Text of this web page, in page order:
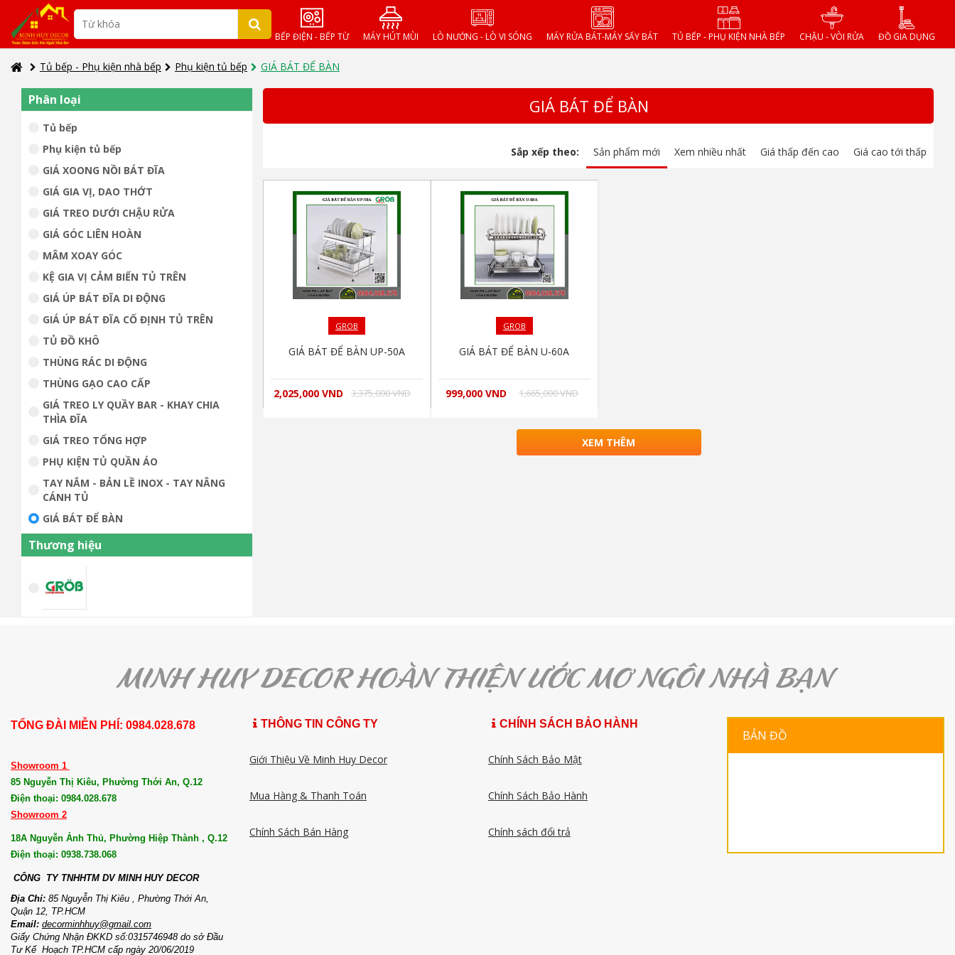
BẾP ĐIỆN - BẾP TỪ MÁY HÚT MÙI LÒ NƯỚNG - LÒ VI SÓNG MÁY RỬA BÁT-MÁY SẤY BÁT TỦ BẾP - PHỤ KIỆN NHÀ BẾP CHẬU - VÒI RỬA ĐỒ GIA DỤNG
Tủ bếp - Phụ kiện nhà bếp Phụ kiện tủ bếp GIÁ BÁT ĐỂ BÀN
Phân loại
Tủ bếp
Phụ kiện tủ bếp
GIÁ XOONG NỒI BÁT ĐĨA
GIÁ GIA VỊ, DAO THỚT
GIÁ TREO DƯỚI CHẬU RỬA
GIÁ GÓC LIÊN HOÀN
MÂM XOAY GÓC
KỆ GIA VỊ CẢM BIẾN TỦ TRÊN
GIÁ ÚP BÁT ĐĨA DI ĐỘNG
GIÁ ÚP BÁT ĐĨA CỐ ĐỊNH TỦ TRÊN
TỦ ĐỒ KHÔ
THÙNG RÁC DI ĐỘNG
THÙNG GẠO CAO CẤP
GIÁ TREO LY QUẦY BAR - KHAY CHIA
THÌA ĐĨA
GIÁ TREO TỔNG HỢP
PHỤ KIỆN TỦ QUẦN ÁO
TAY NẮM - BẢN LỀ INOX - TAY NÂNG
CÁNH TỦ
GIÁ BÁT ĐỂ BÀN
Thương hiệu
GIÁ BÁT ĐỂ BÀN
Sắp xếp theo: Sản phẩm mới Xem nhiều nhất Giá thấp đến cao Giá cao tới thấp
GROB
GIÁ BÁT ĐỂ BÀN UP-50A
3,375,000 VND
2,025,000 VND
GROB
GIÁ BÁT ĐỂ BÀN U-60A
1,665,000 VND
999,000 VND
XEM THÊM
TỔNG ĐÀI MIỄN PHÍ: 0984.028.678
Showroom 1
85 Nguyễn Thị Kiêu, Phường Thới An, Q.12
Điện thoại: 0984.028.678
Showroom 2
18A Nguyễn Ảnh Thủ, Phường Hiệp Thành , Q.12
Điện thoại: 0938.738.068
CÔNG TY TNHHTM DV MINH HUY DECOR
Địa Chỉ: 85 Nguyễn Thị Kiêu , Phường Thới An,
Quận 12, TP.HCM
Email: decorminhhuy@gmail.com
Giấy Chứng Nhận ĐKKD số:0315746948 do sở Đầu
Tư Kế Hoạch TP.HCM cấp ngày 20/06/2019
THÔNG TIN CÔNG TY
Giới Thiệu Về Minh Huy Decor
Mua Hàng & Thanh Toán
Chính Sách Bán Hàng
CHÍNH SÁCH BẢO HÀNH
Chính Sách Bảo Mật
Chính Sách Bảo Hành
Chính sách đổi trả
BẢN ĐỒ